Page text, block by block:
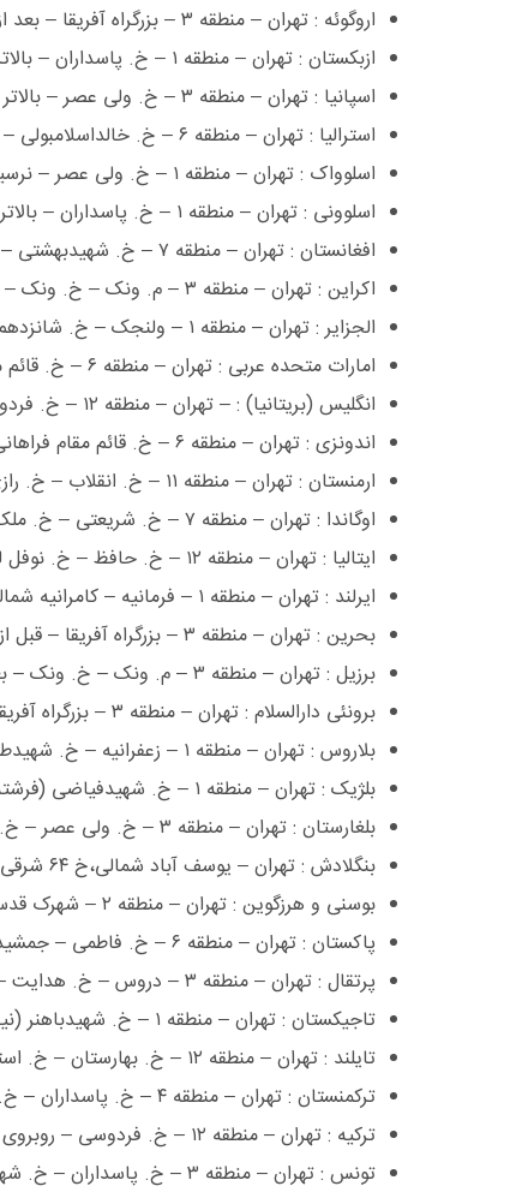
اروگوئه : تهران – منطقه ٣ – بزرگراه آفریقا – بعد از پمپ بنزین – خ. عاطفی شرقی ٢٢٠٥٢٠٣٠ ٢٢٠٥٢٠٣٠
ازبکستان : تهران – منطقه ١ – خ. پاسداران – بالاتراز چهارراه شهیدلواسانی (فرمانی ٢٢٢٩٩٧٨٠, ٢٢٨٣٢٠٧١ ٢٢٢٩٩١٥٨
اسپانیا : تهران – منطقه ٣ – خ. ولی عصر – بالاتر از بلوار میرداماد – خ. سرو – پ ٨٨٧٨٧٥٤٣, ٨٨٧٨٧٠٨٣, ٨٨٧١٤٥٧٥ ٨٨٧٢٤٥٨١
استرالیا : تهران – منطقه ٦ – خ. خالداسلامبولی – خ. ٢٣ – پ. ١٣ ٨٨٧١٦٤١٥, ٨٨٧٢٤٤٥٦ ٨٨٧٢٠٤٩٠, ٨٨٧٢٠٤٨٤
اسلوواک : تهران – منطقه ١ – خ. ولی عصر – نرسیده به خیابان تجریش – خ. سرلشگر فل ٢٢٤١١١٦٤, ٢٢٤٠٦٤٩٥ ٢٢٤١١١٦٤, ٢٢٤٠٦٤٩٥
اسلوونی : تهران – منطقه ١ – خ. پاسداران – بالاتر از سه راه فرمانیه – نارنجستان ٢٢٨٠٢٢٢٣ ٢٢٢٨٢١٣١
افغانستان : تهران – منطقه ٧ – خ. شهیدبهشتی – خ. پاکستان – نبش خیابان چهارم ٨٨٧٣٧١٥١, ٨٨٧٣٥٠٤٠, ٨٨٧٣٥٦٠٠ ٨٨٧٣٥٦٠٠
اکراین : تهران – منطقه ٣ – م. ونک – خ. ونک – ش. ١٠١ ٨٨٠٠٨٥٣٠, ٨٨٠٠٥٦٥٠, ٨٨٠٣٤١١٩ ٨٨٠٠٧١٣٠
الجزایر : تهران – منطقه ١ – ولنجک – خ. شانزدهم – ش. ٦ ٢٢٤٢٠٠١٥ ٢٢٤٢٠٠١٧
امارات متحده عربی : تهران – منطقه ٦ – خ. قائم مقام فراهانی – نرسیده به خیابان شهیدبهشتی – ٢١٠ ٨٨٧١٧٢٥١, ٨٨٧١٦٨٦٥, ٨٨٧٢٦٦٢٧ ٨٨٧١٨٨٢٢
انگلیس (بریتانیا) : – تهران – منطقه ١٢ – خ. فردوسی – ش. ١٩٨ ٦٦٧٠٥٠١١ ٦٦٧١٠٧٦١, ٦٦٧٠٠٧٢٠
اندونزی : تهران – منطقه ٦ – خ. قائم مقام فراهانی – نرسیده به خیابان شهیدبهشتی – پ. ٢١٠ ٨٨٧١٧٢٥١, ٨٨٧١٦٨٦٥, ٨٨٧٢٦٦٢٧ ٨٨٧١٨٨٢٢
ارمنستان : تهران – منطقه ١١ – خ. انقلاب – خ. رازی – خ. استادشهریار – پ. ١ ٦٦٧٠٤٨٣٣, ٦٦٧٠٤٨٣٨ ٦٦٧٠٠٦٥٧
اوگاندا : تهران – منطقه ٧ – خ. شریعتی – خ. ملک – پ. ١٠ – ط. سوم ٧٧٦٤٣٣٣٥ ٧٧٦٤٣٣٣٧
ایتالیا : تهران – منطقه ١٢ – خ. حافظ – خ. نوفل لوشاتو – ش. ٨١ ٦٦٧٢٦٩٥٥ ٦٦٧٢٦٩٦١
ایرلند : تهران – منطقه ١ – فرمانیه – کامرانیه شمالی – بن بست ناهید – ش. ٨ ٢٢٢٩٧٩١٨, ٢٢٨٠٣٨٣٤, ٢٢٨٣٣٧٣١ ٢٢٢٨٦٩٣٣
بحرین : تهران – منطقه ٣ – بزرگراه آفریقا – قبل از جهان کودک – نبش کوچه زوبین ٨٨٧٧٢٨٤٧, ٨٨٧٧٥٣٦٥, ٨٨٧٧٣٣٨٣ ٨٨٧٧٩١١٢, ٨٨٨٨٠٢٧٦
برزیل : تهران – منطقه ٣ – م. ونک – خ. ونک – بعد از بزرگراه کردستان – پ. ٥٨ ٨٨٠٣٩٦٥٩, ٨٨٠٣٣٤٩٨, ٨٨٠٣٥١٧٥ ٨٨٠٣٩٦٥٩, ٨٨٠٣٣٤٩٨, ٨٨٠٣٥١٧٥
برونئی دارالسلام : تهران – منطقه ٣ – بزرگراه آفریقا – خ. بابک بهرامی – ش. ٦٠ ٨٨٨٧٩٢٧٠ ٨٨٧٨٣٣٨١
بلاروس : تهران – منطقه ١ – زعفرانیه – خ. شهیدطاهری – خ. آبان – ک. آذر – شماره ٢٢٧١٨٦٨٢, ٢٢٧٠٨٨٢٩ ٢٢٧١٨٦٨٢
بلژیک : تهران – منطقه ١ – خ. شهیدفیاضی (فرشته) – ش. ١٥٥ و ١٥٧ ٢٢٠٤٩٢٤٧, ٢٢٠٤١٦١٧ ٢٢٠٤٤٦٠٨
بلغارستان : تهران – منطقه ٣ – خ. ولی عصر – خ. توانیر – خ. نظامی گنجوی – جنب شهرد ٨٨٧٧٥٠٣٧, ٨٨٧٧٥٦٦٢ ٨٨٧٧٩٦٨٠
بنگلادش : تهران – یوسف آباد شمالی،خ ۶۴ شرقی،کوچه یکم،خ ۱۲ متری احداثی،پلاک ۷ ، کد پستی ۱۴۳۶۸۱۲۳۴۵ ۸۸۶۰۱۷۸۱-۸۳ ۸۸۶۰۵۴۴۵
بوسنی و هرزگوین : تهران – منطقه ٢ – شهرک قدس – خ. ایران زمین – خ. چهارم – ک. آبان – ش. ٤٨٥ ٨٨٠٨٦٩٢٩ , ٨٨٠٩٢٧٢٨ ٨٨٠٩٢١٢٠
پاکستان : تهران – منطقه ٦ – خ. فاطمی – جمشیدآباد شمالی – خ. احمد اعتمادزاده – ٦٦٩٤٤٨٨٨, ٦٦٩٤١٣٨٨ ٦٦٩٤٤٨٩٨
پرتقال : تهران – منطقه ٣ – دروس – خ. هدایت – ک. روزبه – ش. ١٣ ٢٢٥٨٢٧٦٠, ٢٢٥٤٣٢٣٧ ٢٢٥٥٢٦٦٨
تاجیکستان : تهران – منطقه ١ – خ. شهیدباهنر (نیاوران) – خ. شهیدزینالی – ک. سوم – ٢٢٢٩٩٥٨٤ ٢٢٨٠٩٢٩٩
تایلند : تهران – منطقه ١٢ – خ. بهارستان – خ. استقلال – ش. ٤ ٧٧٥٣٧٧٠٨ , ٧٧٥٣١٤٣٣ ٧٧٥٣٢٠٢٢
ترکمنستان : تهران – منطقه ٤ – خ. پاسداران – خ. گلستان پنجم – پ. ٣٩ ٢٢٥٤٨٦٨٦, ٢٢٥٤٢١٧٨, ٢٢٥٨٠٤٣٢
ترکیه : تهران – منطقه ١٢ – خ. فردوسی – روبروی بانک مرکزی – پ. ٥٣٧ ٣٣١١٨٩٩٧, ٣٣١١٥٢٩٩, ٣٣١١١٢٠٢ ٣٣١١٧٩٢٨
تونس : تهران – منطقه ٣ – خ. پاسداران – خ. شهیدگل نبی – پ. ١٠ ٢٢٨٤٠٠٣٨ ٢٢٨٤٤٦٧٤